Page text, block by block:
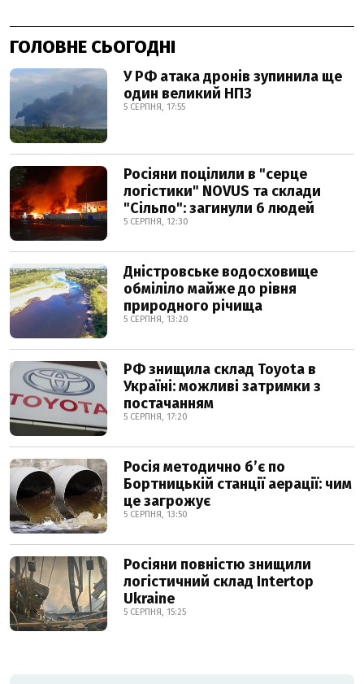
ГОЛОВНЕ СЬОГОДНІ
У РФ атака дронів зупинила ще
один великий НПЗ
5 СЕРПНЯ, 17:55
Росіяни поцілили в "серце
логістики" NOVUS та склади
"Сільпо": загинули 6 людей
5 СЕРПНЯ, 12:30
Дністровське водосховище
обміліло майже до рівня
природного річища
5 СЕРПНЯ, 13:20
РФ знищила склад Toyota в
Україні: можливі затримки з
постачанням
5 СЕРПНЯ, 17:20
Росія методично б’є по
Бортницькій станції аерації: чим
це загрожує
5 СЕРПНЯ, 13:50
Росіяни повністю знищили
логістичний склад Intertop
Ukraine
5 СЕРПНЯ, 15:25